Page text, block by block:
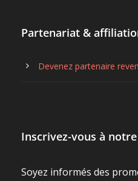
Partenariat &
Devenez partenaire
Inscrivez-vous à
Soyez informés des